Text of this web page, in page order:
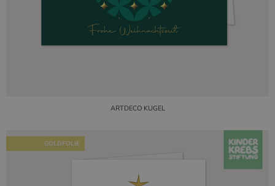
ARTDECO KUGEL
GOLDFOLIE